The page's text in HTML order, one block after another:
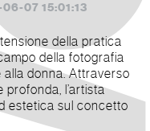
07 15:01:13
della pratica
della fotografia
donna. Attraverso
l’artista
estetica sul concetto